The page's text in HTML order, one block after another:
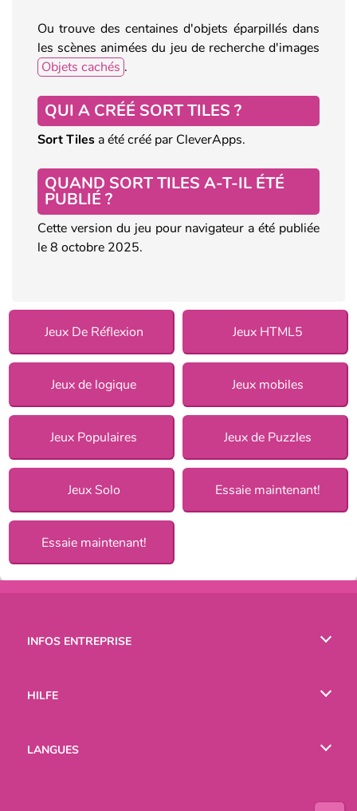
Ou trouve des centaines d'objets éparpillés dans
les scènes animées du jeu de recherche d'images
Objets cachés .
QUI A CRÉÉ SORT TILES ?
Sort Tiles a été créé par CleverApps.
QUAND SORT TILES A-T-IL ÉTÉ
PUBLIÉ ?
Cette version du jeu pour navigateur a été publiée
le 8 octobre 2025.
Jeux De Réflexion Jeux HTML5
Jeux de logique Jeux mobiles
Jeux Populaires Jeux de Puzzles
Jeux Solo Essaie maintenant!
Essaie maintenant!
INFOS ENTREPRISE
HILFE
LANGUES